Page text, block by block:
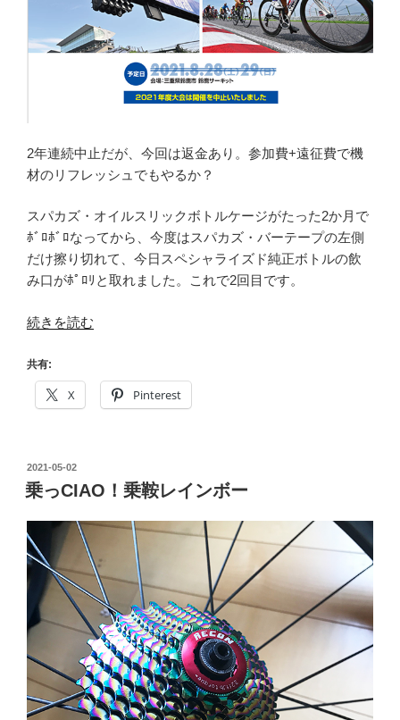
HERITAGE
ル”
の
2年連続中止だが、今回は返金あり。参加費+遠征費で機
材のリフレッシュでもやるか？
スパカズ・オイルスリックボトルケージがたった2か月で
ﾎﾞﾛﾎﾞﾛなってから、今度はスパカズ・バーテープの左側
だけ擦り切れて、今日スペシャライズド純正ボトルの飲
み口がﾎﾟﾛﾘと取れました。これで2回目です。
“【悲
第
37
回
ノ
鈴
ロ
ー
ド
レ
ー
ス
開
催
中
続きを読む
共有:
X Pinterest
投
稿
日:
2021-05-02
乗っCIAO！乗鞍レインボー